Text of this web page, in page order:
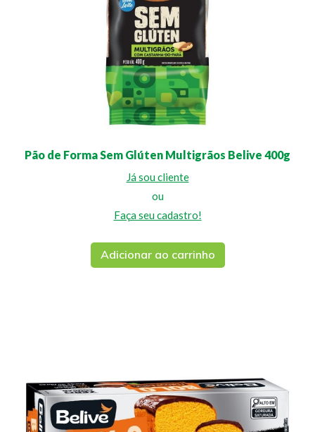
Pão de Forma Sem Glúten Multigrãos Belive 400g
Já sou cliente
ou
Faça seu cadastro!
Adicionar ao carrinho